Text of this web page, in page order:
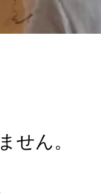
せん。